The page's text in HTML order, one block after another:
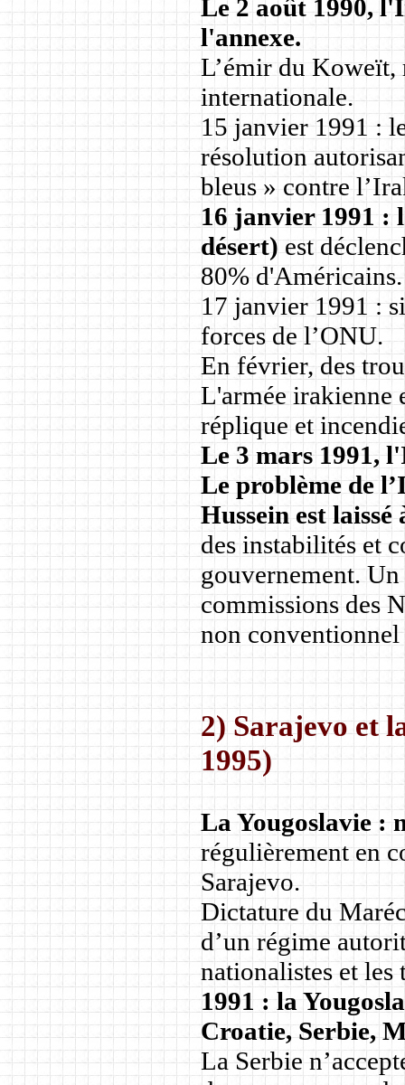
Le 2 août 1990,
l'annexe.
L’émir du Koweït,
internationale.
15 janvier 1991 :
résolution
bleus » contre
16 janvier 1991 :
désert)est
80%
17 janvier 1991 :
forces de l’ONU.
En février, des
L'armée irakienne
réplique et
Le 3 mars 1991,
Le problème de
Hussein est
des instabilités et
gouvernement.
commissions des
non conventionnel
2) Sarajevo et
1995)
La Yougoslavie :
régulièrement en
Sarajevo.
Dictature du
d’un régime
nationalistes et les
1991 : la
Croatie, Serbie,
La Serbie